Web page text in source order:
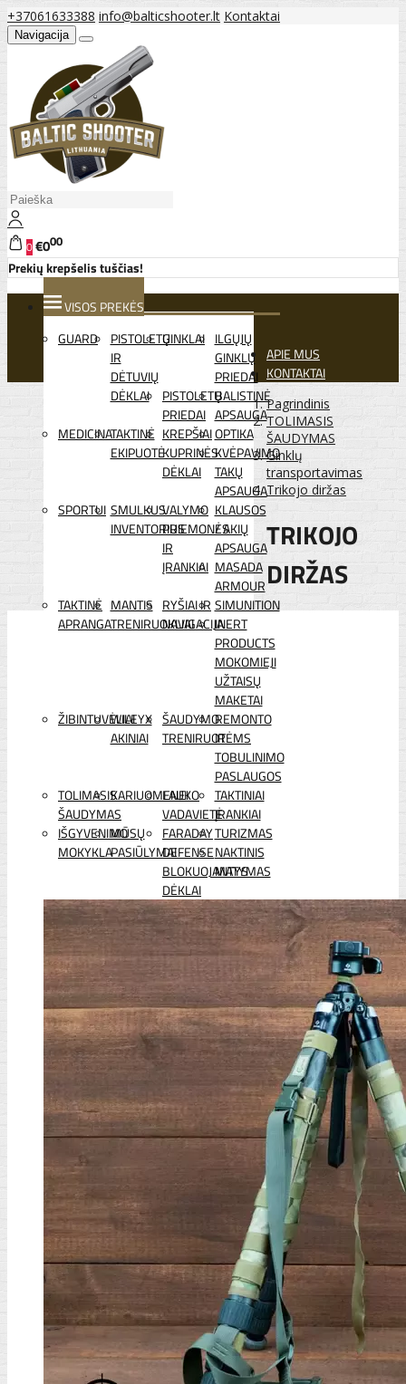
+37061633388 info@balticshooter.lt Kontaktai
Navigacija
0€000
Prekių krepšelis tuščias!
VISOS PREKĖS
GUARD
PISTOLETŲ
IR
DĖTUVIŲ
DĖKLAI
GINKLAI ILGŲJŲ
GINKLŲ
PRIEDAI
PISTOLETŲ
PRIEDAI
BALISTINĖ
APSAUGA
MEDICINATAKTINĖ
EKIPUOTĖ
KREPŠIAI
KUPRINĖS
DĖKLAI
OPTIKA
KVĖPAVIMO
TAKŲ
APSAUGA
SPORTUI SMULKUS
INVENTORIUS
VALYMO
PRIEMONĖS
IR
ĮRANKIAI
KLAUSOS
/ AKIŲ
APSAUGA
MASADA
ARMOUR
TAKTINĖ
APRANGA
MANTIS
TRENIRUOKLIAI
RYŠIAI IR
NAVIGACIJA
SIMUNITION
INERT
PRODUCTS
MOKOMIEJI
UŽTAISŲ
MAKETAI
ŽIBINTUVĖLIAI
WILEYX
AKINIAI
ŠAUDYMO
TRENIRUOTĖMS
REMONTO
IR
TOBULINIMO
PASLAUGOS
TOLIMASIS
ŠAUDYMAS
KARIUOMENEI
LAUKO
VADAVIETĖ
TAKTINIAI
ĮRANKIAI
IŠGYVENIMO
MOKYKLA
MŪSŲ
PASIŪLYMAI
FARADAY
DEFENSE
BLOKUOJANTYS
DĖKLAI
TURIZMAS
NAKTINIS
MATYMAS
APIE MUS
KONTAKTAI
Pagrindinis
TOLIMASIS
ŠAUDYMAS
Ginklų
transportavimas
Trikojo diržas
TRIKOJO
DIRŽAS